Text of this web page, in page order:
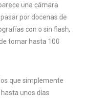
una cámara
por docenas de
con o sin flash,
tomar hasta 100
que simplemente
unos días